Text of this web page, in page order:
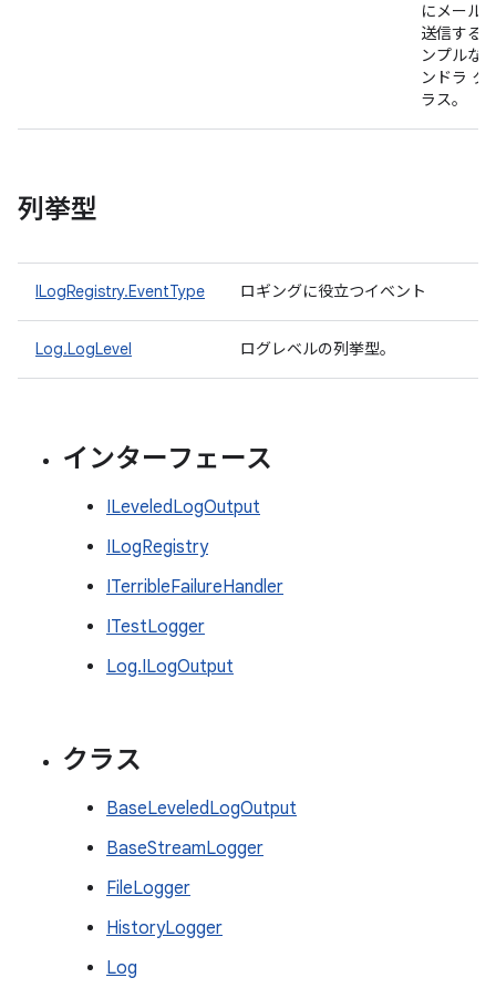
にメール
送信する
ンプルな
ンドラ ク
ラス。
列挙型
ILogRegistry.EventType ロギングに役立つイベント
Log.LogLevel ログレベルの列挙型。
インターフェース
ILeveledLogOutput
ILogRegistry
ITerribleFailureHandler
ITestLogger
Log.ILogOutput
クラス
BaseLeveledLogOutput
BaseStreamLogger
FileLogger
HistoryLogger
Log